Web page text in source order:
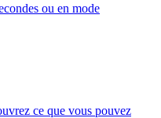
ou en mode
ce que vous pouvez